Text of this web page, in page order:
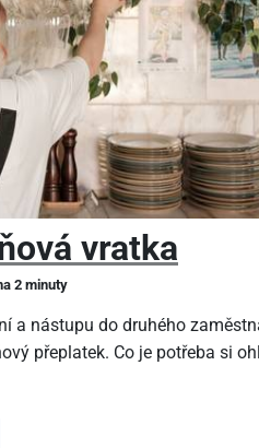
vratka
2 minuty
a nástupu do druhého
přeplatek. Co je potřeba si